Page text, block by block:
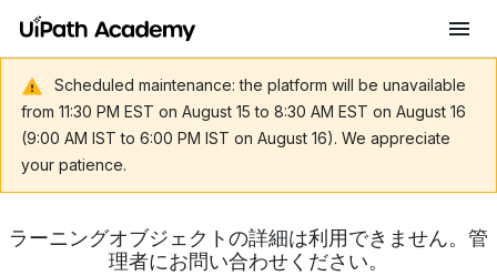
Scheduled maintenance: the platform will be unavailable
from 11:30 PM EST on August 15 to 8:30 AM EST on August 16
(9:00 AM IST to 6:00 PM IST on August 16). We appreciate
your patience.
ラーニングオブジェクトの詳細は利用できません。管
理者にお問い合わせください。